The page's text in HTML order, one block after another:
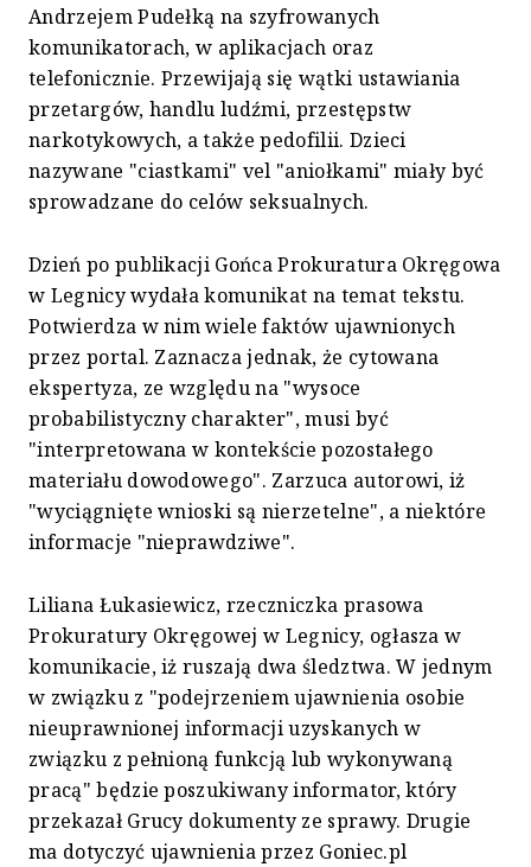
Andrzejem Pudełką na szyfrowanych
komunikatorach, w aplikacjach oraz
telefonicznie. Przewijają się wątki ustawiania
przetargów, handlu ludźmi, przestępstw
narkotykowych, a także pedofilii. Dzieci
nazywane "ciastkami" vel "aniołkami" miały być
sprowadzane do celów seksualnych.
Dzień po publikacji Gońca Prokuratura Okręgowa
w Legnicy wydała komunikat na temat tekstu.
Potwierdza w nim wiele faktów ujawnionych
przez portal. Zaznacza jednak, że cytowana
ekspertyza, ze względu na "wysoce
probabilistyczny charakter", musi być
"interpretowana w kontekście pozostałego
materiału dowodowego". Zarzuca autorowi, iż
"wyciągnięte wnioski są nierzetelne", a niektóre
informacje "nieprawdziwe".
Liliana Łukasiewicz, rzeczniczka prasowa
Prokuratury Okręgowej w Legnicy, ogłasza w
komunikacie, iż ruszają dwa śledztwa. W jednym
w związku z "podejrzeniem ujawnienia osobie
nieuprawnionej informacji uzyskanych w
związku z pełnioną funkcją lub wykonywaną
pracą" będzie poszukiwany informator, który
przekazał Grucy dokumenty ze sprawy. Drugie
ma dotyczyć ujawnienia przez Goniec.pl